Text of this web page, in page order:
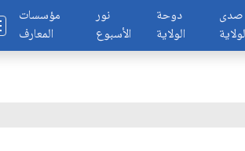
مؤسسات
المعارف
نور
الأسبوع
دوحة
الولاية
صدى